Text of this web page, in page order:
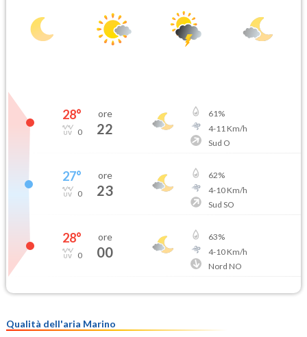
28°
0
ore
22
61%
4-11 Km/h
Sud O
27°
0
ore
23
62%
4-10Km/h
Sud SO
28°
0
ore
00
63%
4-10Km/h
Nord NO
Qualità dell'aria Marino